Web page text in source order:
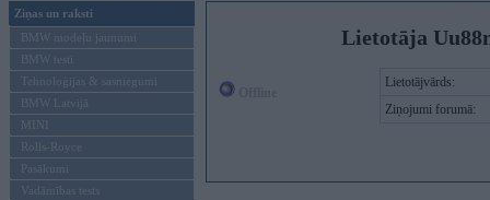
Ziņas un raksti
BMW modeļu jaunumi
BMW testi
Tehnoloģijas & sasniegumi
BMW Latvijā
MINI
Rolls-Royce
Pasākumi
Vadāmības tests
Lietotāja
Lietotājvārds:
Ziņojumi forumā: